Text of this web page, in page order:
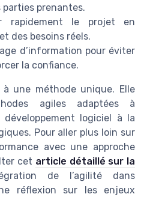
prenantes.
rapidement le projet en
des besoins réels.
d’information pour éviter
la confiance.
à une méthode unique. Elle
agiles adaptées à
logiciel à la
Pour aller plus loin sur
avec une approche
cet article détaillé sur la
de l’agilité dans
réflexion sur les enjeux